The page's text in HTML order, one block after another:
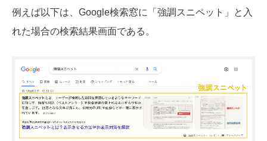
例えば以下は、Google検索窓に「強調スニペット」と入
れた場合の検索結果画面である。